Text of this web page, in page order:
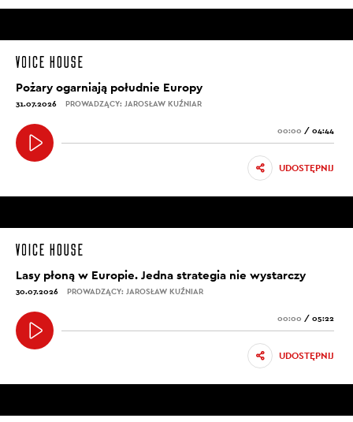
Pożary ogarniają południe Europy
31.07.2026 PROWADZĄCY: JAROSŁAW KUŹNIAR
00:00 / 04:44
UDOSTĘPNIJ
Lasy płoną w Europie. Jedna strategia nie wystarczy
30.07.2026 PROWADZĄCY: JAROSŁAW KUŹNIAR
00:00 / 05:22
UDOSTĘPNIJ